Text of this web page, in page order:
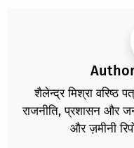
शैलेन्द्र मिश्रा वरिष्ठ
राजनीति, प्रशासन और
और ज़मीनी